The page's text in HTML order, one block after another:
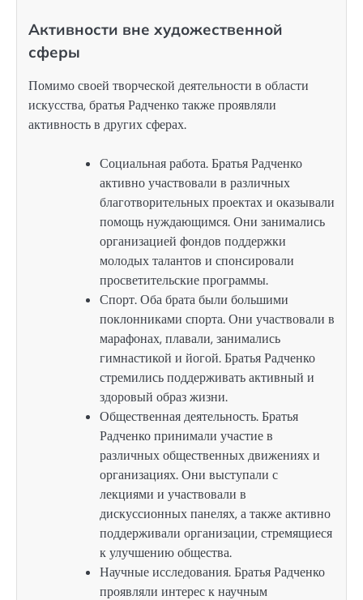
Активности вне художественной
сферы
Помимо своей творческой деятельности в области
искусства, братья Радченко также проявляли
активность в других сферах.
Социальная работа. Братья Радченко
активно участвовали в различных
благотворительных проектах и оказывали
помощь нуждающимся. Они занимались
организацией фондов поддержки
молодых талантов и спонсировали
просветительские программы.
Спорт. Оба брата были большими
поклонниками спорта. Они участвовали в
марафонах, плавали, занимались
гимнастикой и йогой. Братья Радченко
стремились поддерживать активный и
здоровый образ жизни.
Общественная деятельность. Братья
Радченко принимали участие в
различных общественных движениях и
организациях. Они выступали с
лекциями и участвовали в
дискуссионных панелях, а также активно
поддерживали организации, стремящиеся
к улучшению общества.
Научные исследования. Братья Радченко
проявляли интерес к научным